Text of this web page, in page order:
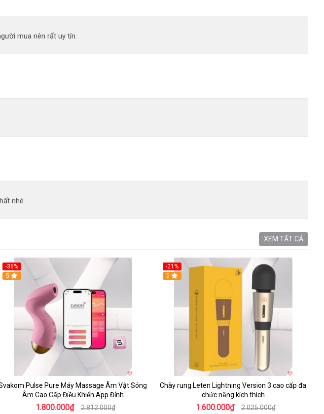
mua nên rất uy tín.
nhé.
XEM TẤT CẢ
-36%
5
Pulse Pure Máy Massage Âm Vật Sóng
Âm Cao Cấp Điều Khiển App Đỉnh
1.800.000₫ 2.812.000₫
-21%
5
Chày rung Leten Lightning Version 3 cao cấp đa
chức năng kích thích
1.600.000₫ 2.025.000₫